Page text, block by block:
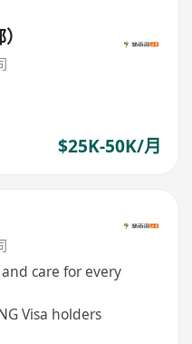
$25K-50K/月
care for every
Visa holders